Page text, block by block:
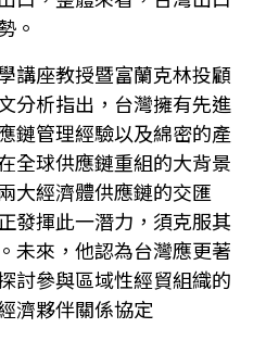
。
講座教授暨富蘭克林投顧
分析指出，台灣擁有先進
鏈管理經驗以及綿密的產
全球供應鏈重組的大背景
大經濟體供應鏈的交匯
發揮此一潛力，須克服其
未來，他認為台灣應更著
討參與區域性經貿組織的
濟夥伴關係協定